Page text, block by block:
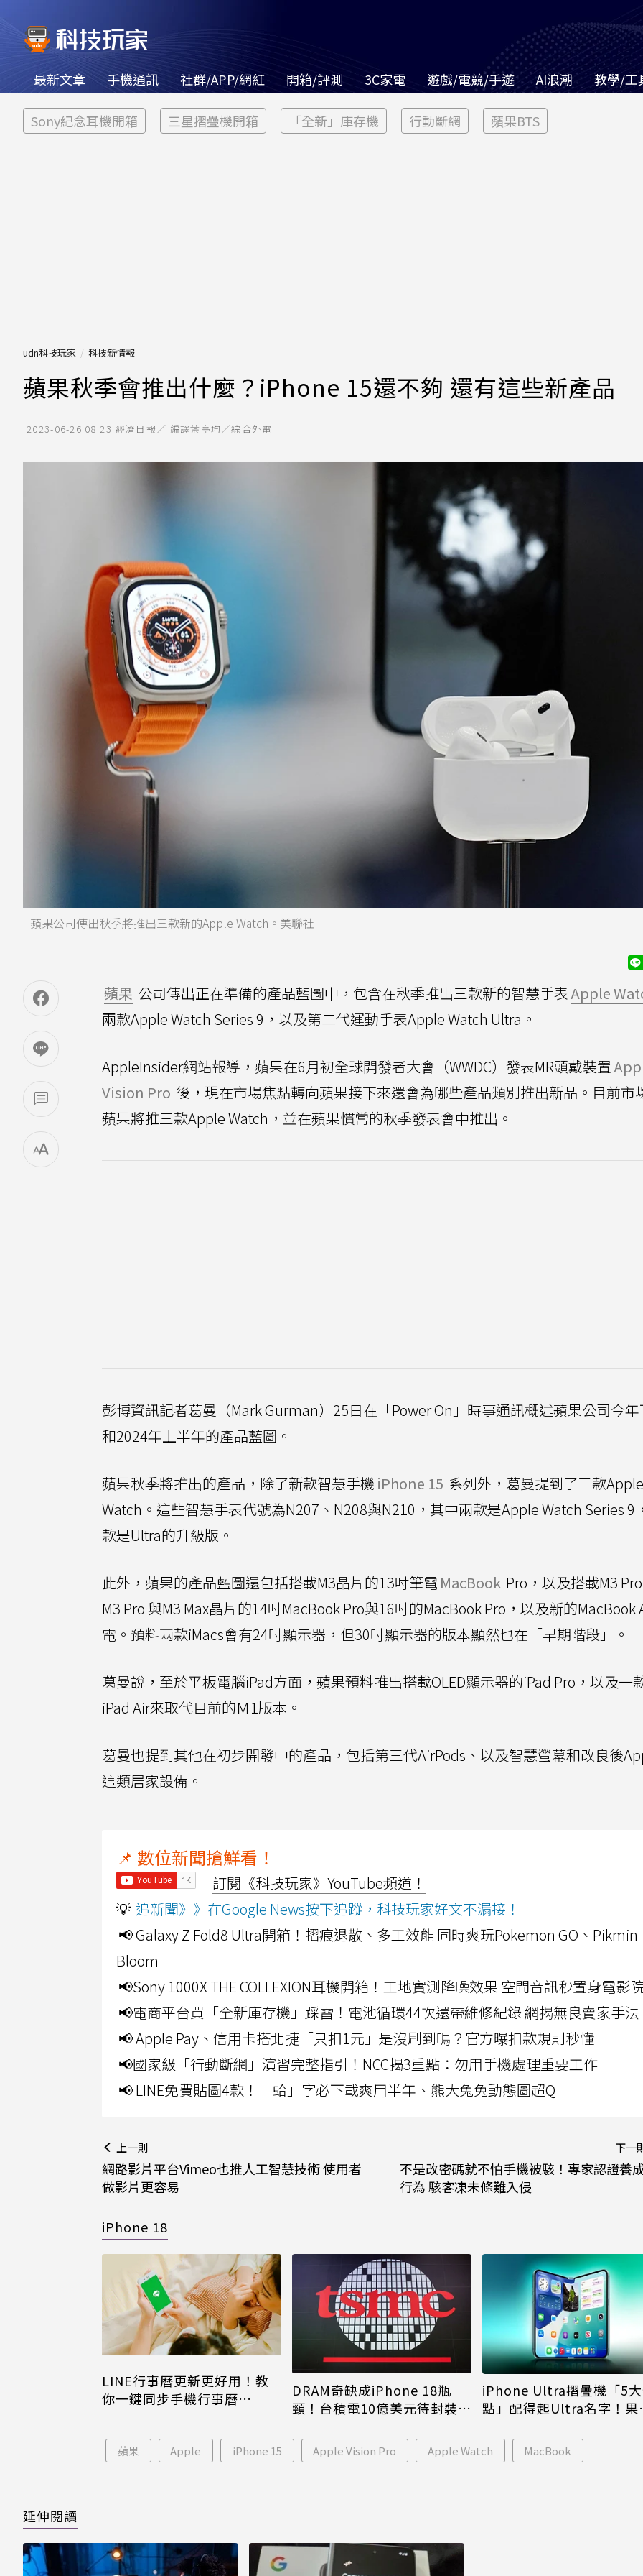
最新文章 手機通訊 社群/APP/網紅 開箱/評測 3C家電 遊戲/電競/手遊 AI浪潮 教學/工
Sony紀念耳機開箱 三星摺疊機開箱 「全新」庫存機 行動斷網 蘋果BTS
udn科技玩家 科技新情報
蘋果秋季會推出什麼？iPhone 15還不夠 還有這些新產品
2023-06-26 08:23 經濟日報／ 編譯葉亭均／綜合外電
蘋果公司傳出秋季將推出三款新的Apple Watch。美聯社
蘋果 公司傳出正在準備的產品藍圖中，包含在秋季推出三款新的智慧手表Apple
兩款Apple Watch Series 9，以及第二代運動手表Apple Watch Ultra。
AppleInsider網站報導，蘋果在6月初全球開發者大會（WWDC）發表MR頭戴裝置
Vision Pro 後，現在市場焦點轉向蘋果接下來還會為哪些產品類別推出新品。目前市
蘋果將推三款Apple Watch，並在蘋果慣常的秋季發表會中推出。
彭博資訊記者葛曼（Mark Gurman）25日在「Power On」時事通訊概述蘋果公司今
和2024年上半年的產品藍圖。
蘋果秋季將推出的產品，除了新款智慧手機 iPhone 15 系列外，葛曼提到了三款Apple
Watch。這些智慧手表代號為N207、N208與N210，其中兩款是Apple Watch Series 9
款是Ultra的升級版。
此外，蘋果的產品藍圖還包括搭載M3晶片的13吋筆電 MacBook Pro，以及搭載M3
M3 Pro 與M3 Max晶片的14吋MacBook Pro與16吋的MacBook Pro，以及新的MacBook
電。預料兩款iMacs會有24吋顯示器，但30吋顯示器的版本顯然也在「早期階段」。
葛曼說，至於平板電腦iPad方面，蘋果預料推出搭載OLED顯示器的iPad Pro，以及一
iPad Air來取代目前的Ｍ1版本。
葛曼也提到其他在初步開發中的產品，包括第三代AirPods、以及智慧螢幕和改良後
這類居家設備。
📌 數位新聞搶鮮看！
訂閱《科技玩家》YouTube頻道！
💡 追新聞》》在Google News按下追蹤，科技玩家好文不漏接！
📢 Galaxy Z Fold8 Ultra開箱！摺痕退散、多工效能 同時爽玩Pokemon GO、Pikmin
Bloom
📢Sony 1000X THE COLLEXION耳機開箱！工地實測降噪效果 空間音訊秒置身電影
📢電商平台買「全新庫存機」踩雷！電池循環44次還帶維修紀錄 網揭無良賣家手法
📢 Apple Pay、信用卡搭北捷「只扣1元」是沒刷到嗎？官方曝扣款規則秒懂
📢國家級「行動斷網」演習完整指引！NCC揭3重點：勿用手機處理重要工作
📢 LINE免費貼圖4款！「蛤」字必下載爽用半年、熊大兔兔動態圖超Q
上一則
網路影片平台Vimeo也推人工智慧技術 使用者
做影片更容易
下一
不是改密碼就不怕手機被駭！專家認證養
行為 駭客凍未條難入侵
iPhone 18
LINE行事曆更新更好用！教
你一鍵同步手機行事曆
DRAM奇缺成iPhone 18瓶
頸！台積電10億美元待封裝晶
iPhone Ultra摺疊機「5
點」配得起Ultra名字！果
蘋果 Apple iPhone 15 Apple Vision Pro Apple Watch MacBook
延伸閱讀